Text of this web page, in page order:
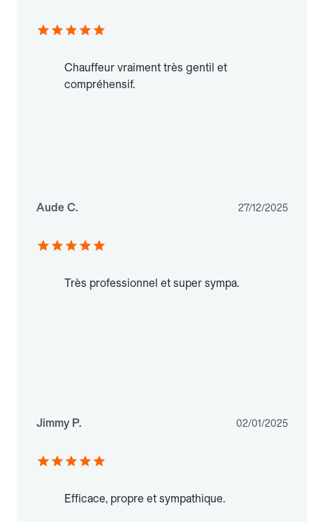
Chauffeur vraiment très gentil et
compréhensif.
Aude C. 27/12/2025
Très professionnel et super sympa.
Jimmy P. 02/01/2025
Efficace, propre et sympathique.